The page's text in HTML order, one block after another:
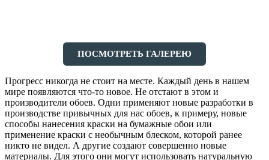
ПОСМОТРЕТЬ ГАЛЕРЕЮ
Прогресс никогда не стоит на месте. Каждый день в нашем
мире появляются что-то новое. Не отстают в этом и
производители обоев. Одни применяют новые разработки в
производстве привычных для нас обоев, к примеру, новые
способы нанесения краски на бумажные обои или
применение краски с необычным блеском, которой ранее
никто не видел. А другие создают совершенно новые
материалы. Для этого они могут использовать натуральную